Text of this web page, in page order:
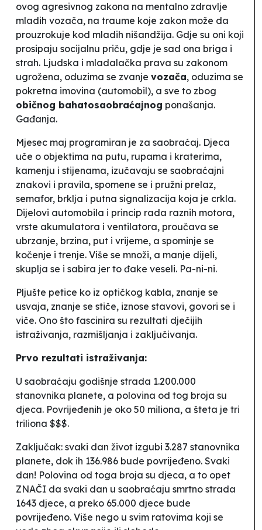
ovog agresivnog zakona na mentalno zdravlje
mladih vozača, na traume koje zakon može da
prouzrokuje kod mladih nišandžija. Gdje su oni koji
prosipaju socijalnu priču, gdje je sad ona briga i
strah. Ljudska i mladalačka prava su zakonom
ugrožena, oduzima se zvanje vozača, oduzima se
pokretna imovina (automobil), a sve to zbog
običnog bahatosaobraćajnog ponašanja.
Gađanja.
Mjesec maj programiran je za saobraćaj. Djeca
uče o objektima na putu, rupama i kraterima,
kamenju i stijenama, izučavaju se saobraćajni
znakovi i pravila, spomene se i pružni prelaz,
semafor, brklja i putna signalizacija koja je crkla.
Dijelovi automobila i princip rada raznih motora,
vrste akumulatora i ventilatora, proučava se
ubrzanje, brzina, put i vrijeme, a spominje se
kočenje i trenje. Više se množi, a manje dijeli,
skuplja se i sabira jer to đake veseli. Pa-ni-ni.
Pljušte petice ko iz optičkog kabla, znanje se
usvaja, znanje se stiče, iznose stavovi, govori se i
viče. Ono što fascinira su rezultati dječijih
istraživanja, razmišljanja i zaključivanja.
Prvo rezultati istraživanja:
U saobraćaju godišnje strada 1.200.000
stanovnika planete, a polovina od tog broja su
djeca. Povrijeđenih je oko 50 miliona, a šteta je tri
triliona $$$.
Zaključak: svaki dan život izgubi 3.287 stanovnika
planete, dok ih 136.986 bude povrijeđeno. Svaki
dan! Polovina od toga broja su djeca, a to opet
ZNAČI da svaki dan u saobraćaju smrtno strada
1643 djece, a preko 65.000 djece bude
povrijeđeno. Više nego u svim ratovima koji se